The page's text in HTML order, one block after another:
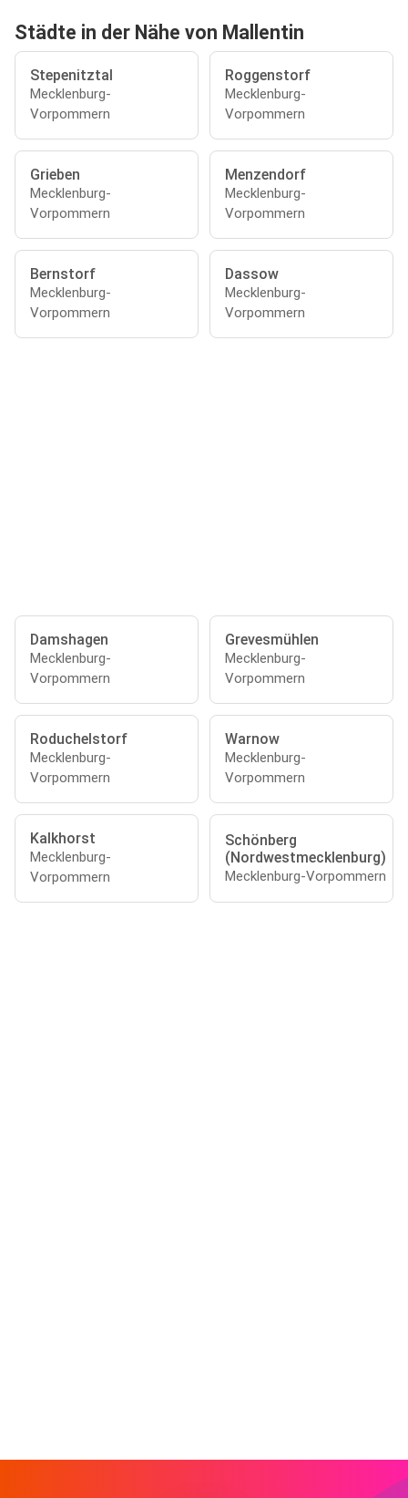
Städte in der Nähe von Mallentin
Stepenitztal
Mecklenburg-
Vorpommern
Roggenstorf
Mecklenburg-
Vorpommern
Grieben
Mecklenburg-
Vorpommern
Menzendorf
Mecklenburg-
Vorpommern
Bernstorf
Mecklenburg-
Vorpommern
Dassow
Mecklenburg-
Vorpommern
Damshagen
Mecklenburg-
Vorpommern
Grevesmühlen
Mecklenburg-
Vorpommern
Roduchelstorf
Mecklenburg-
Vorpommern
Warnow
Mecklenburg-
Vorpommern
Kalkhorst
Mecklenburg-
Vorpommern
Schönberg
(Nordwestmecklenburg)
Mecklenburg-Vorpommern